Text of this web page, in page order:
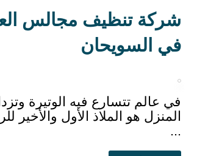
شركة تنظيف مجالس
في السويحان
في عالم تتسارع فيه الوتيرة
المنزل هو الملاذ الأول والأخير
...